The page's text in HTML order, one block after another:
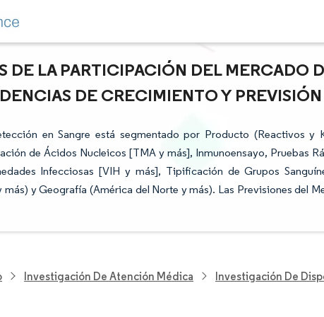
DE LA PARTICIPACIÓN DEL MERCADO
DE CRECIMIENTO Y
en Sangre está segmentado por Producto (Reactivos y
de Ácidos Nucleicos [TMA y más], Inmunoensayo, Pruebas
Infecciosas [VIH y más], Tipificación de Grupos
más) y Geografía (América del Norte y más). Las Previsiones del
Investigación De Atención Médica Investigación De